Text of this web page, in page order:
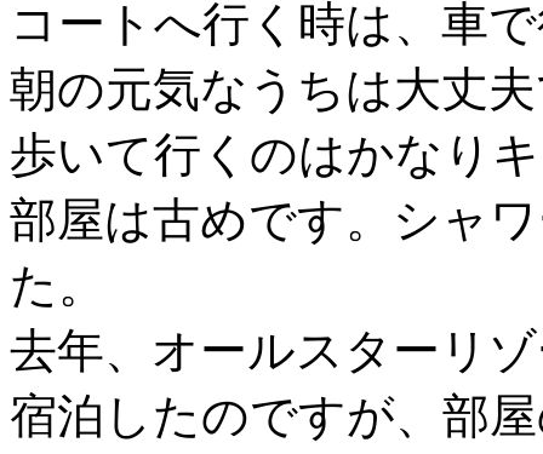
コートへ行く時は、車
朝の元気なうちは大丈
歩いて行くのはかなり
部屋は古めです。シャ
た。
去年、オールスターリ
宿泊したのですが、部